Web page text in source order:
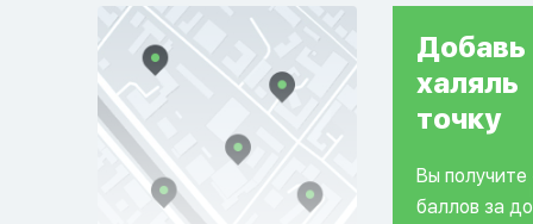
Добавь
халяль
точку
Вы получите
баллов за